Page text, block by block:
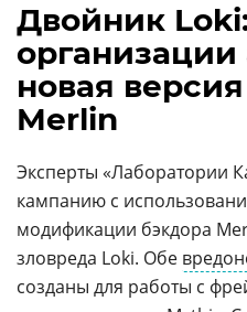
Двойник
организации
новая
Merlin
Эксперты «Лаборатории
кампанию с
модификации бэкдора
зловреда Loki. Обе
созданы для работы с